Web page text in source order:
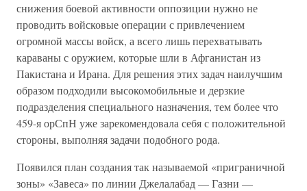
снижения боевой активности оппозиции нужно не
проводить войсковые операции с привлечением
огромной массы войск, а всего лишь перехватывать
караваны с оружием, которые шли в Афганистан из
Пакистана и Ирана. Для решения этих задач наилучшим
образом подходили высокомобильные и дерзкие
подразделения специального назначения, тем более что
459-я орСпН уже зарекомендовала себя с положительной
стороны, выполняя задачи подобного рода.
Появился план создания так называемой «приграничной
зоны» «Завеса» по линии Джелалабад — Газни —